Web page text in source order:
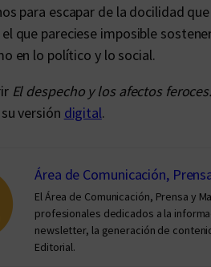
para escapar de la docilidad
que pareciese imposible
en lo político y lo social.
El despecho y los afectos
versión digital.
Área de Comunicación,
El Área de Comunicación, Prensa y
profesionales dedicados a la
newsletter, la generación de
Editorial.